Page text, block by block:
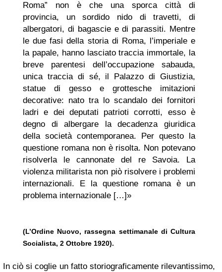
Roma” non è che una sporca città di
provincia, un sordido nido di travetti, di
albergatori, di bagascie e di parassiti. Mentre
le due fasi della storia di Roma, l’imperiale e
la papale, hanno lasciato traccia immortale, la
breve parentesi dell’occupazione sabauda,
unica traccia di sé, il Palazzo di Giustizia,
statue di gesso e grottesche imitazioni
decorative: nato tra lo scandalo dei fornitori
ladri e dei deputati patrioti corrotti, esso è
degno di albergare la decadenza giuridica
della società contemporanea. Per questo la
questione romana non è risolta. Non potevano
risolverla le cannonate del re Savoia. La
violenza militarista non piò risolvere i problemi
internazionali. E la questione romana è un
problema internazionale […]»
(L’Ordine Nuovo, rassegna settimanale di Cultura
Socialista, 2 Ottobre 1920).
In ciò si coglie un fatto storiograficamente rilevantissimo,